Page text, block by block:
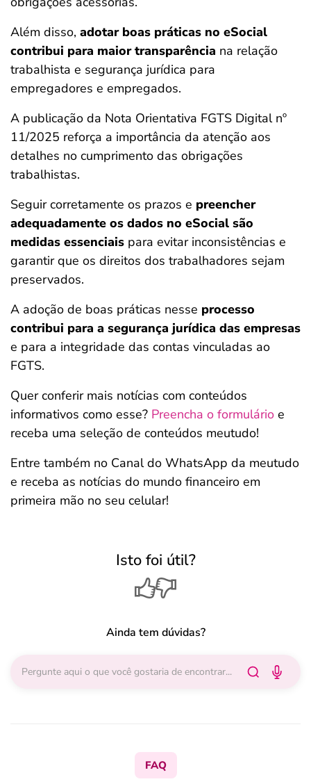
Além disso, adotar boas práticas no eSocial
contribui para maior transparência na relação
trabalhista e segurança jurídica para
empregadores e empregados.
A publicação da Nota Orientativa FGTS Digital nº
11/2025 reforça a importância da atenção aos
detalhes no cumprimento das obrigações
trabalhistas.
Seguir corretamente os prazos e preencher
adequadamente os dados no eSocial são
medidas essenciais para evitar inconsistências e
garantir que os direitos dos trabalhadores sejam
preservados.
A adoção de boas práticas nesse processo
contribui para a segurança jurídica das empresas
e para a integridade das contas vinculadas ao
FGTS.
Quer conferir mais notícias com conteúdos
informativos como esse? Preencha o formulário e
receba uma seleção de conteúdos meutudo!
Entre também no Canal do WhatsApp da meutudo
e receba as notícias do mundo financeiro em
primeira mão no seu celular!
Isto foi útil?
Ainda tem dúvidas?
FAQ